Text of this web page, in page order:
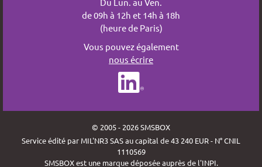
de 09h à 12h et 14h à 18h
(heure de Paris)
Vous pouvez également
nous écrire
© 2005 - 2026 SMSBOX
Service édité par MIL'NR3 SAS au capital de 43 240 EUR - N° CNIL
1110569
SMSBOX est une marque déposée auprès de l'INPI.